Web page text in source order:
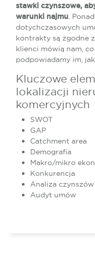
stawki czynszowe,
warunki najmu.
dotychczasowych
kontrakty są zgodne
klienci mówią nam,
podpowiadamy im,
Kluczowe
lokalizacji
komercyjnych
SWOT
GAP
Catchment area
Demografia
Makro/mikro
Konkurencja
Analiza czynszów
Audyt umów